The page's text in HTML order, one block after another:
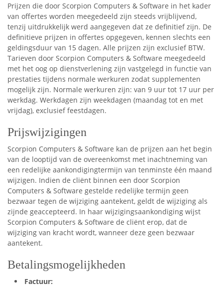
Prijzen die door Scorpion Computers & Software in het kader
van offertes worden meegedeeld zijn steeds vrijblijvend,
tenzij uitdrukkelijk werd aangegeven dat ze definitief zijn. De
definitieve prijzen in offertes opgegeven, kennen slechts een
geldingsduur van 15 dagen. Alle prijzen zijn exclusief BTW.
Tarieven door Scorpion Computers & Software meegedeeld
met het oog op dienstverlening zijn vastgelegd in functie van
prestaties tijdens normale werkuren zodat supplementen
mogelijk zijn. Normale werkuren zijn: van 9 uur tot 17 uur per
werkdag. Werkdagen zijn weekdagen (maandag tot en met
vrijdag), exclusief feestdagen.
Prijswijzigingen
Scorpion Computers & Software kan de prijzen aan het begin
van de looptijd van de overeenkomst met inachtneming van
een redelijke aankondigingtermijn van tenminste één maand
wijzigen. Indien de cliënt binnen een door Scorpion
Computers & Software gestelde redelijke termijn geen
bezwaar tegen de wijziging aantekent, geldt de wijziging als
zijnde geaccepteerd. In haar wijzigingsaankondiging wijst
Scorpion Computers & Software de cliënt erop, dat de
wijziging van kracht wordt, wanneer deze geen bezwaar
aantekent.
Betalingsmogelijkheden
Factuur: